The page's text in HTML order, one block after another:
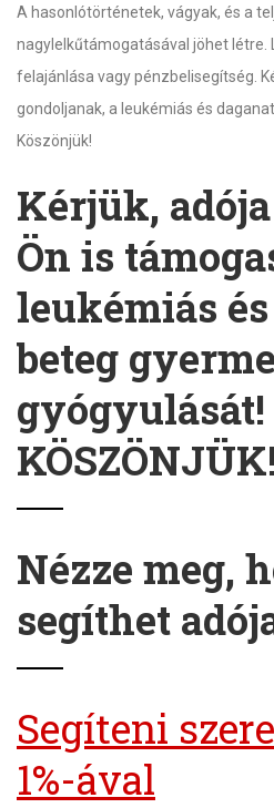
A hasonlótörténetek, vágyak, és a
nagylelkűtámogatásával jöhet létre.
felajánlása vagy pénzbelisegítség.
gondoljanak, a leukémiás és
Köszönjük!
Kérjük,
Ön is
leukémiás
beteg
gyógyulását!
KÖSZÖNJÜK!
Nézze meg,
segíthet
Segíteni
1%-ával